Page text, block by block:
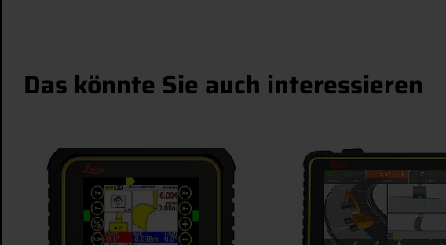
Das könnte Sie auch interessieren